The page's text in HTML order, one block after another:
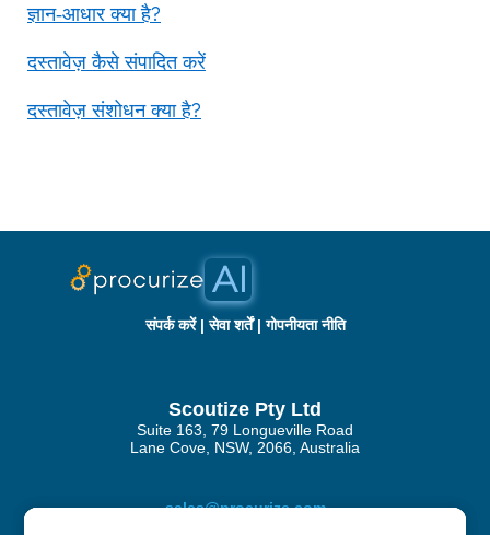
ज्ञान‑आधार क्या है?
दस्तावेज़ कैसे संपादित करें
दस्तावेज़ संशोधन क्या है?
संपर्क करें|सेवा शर्तें|गोपनीयता नीति
Scoutize Pty Ltd
Suite 163, 79 Longueville Road
Lane Cove, NSW, 2066, Australia
sales@procurize.com